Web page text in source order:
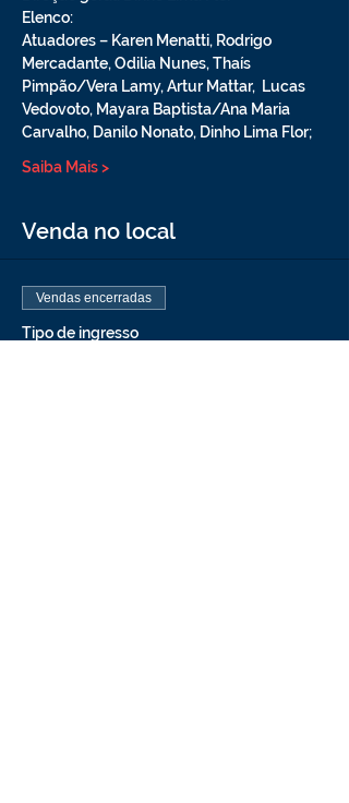
Elenco:
Atuadores – Karen Menatti, Rodrigo
Mercadante, Odilia Nunes, Thaís
Pimpão/Vera Lamy, Artur Mattar,  Lucas
Vedovoto, Mayara Baptista/Ana Maria
Carvalho, Danilo Nonato, Dinho Lima Flor;
Saiba Mais >
Venda no local
Vendas encerradas
Tipo de ingresso